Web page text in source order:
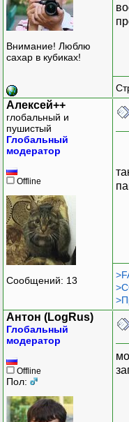
Внимание! Люблю
сахар в кубиках!
Алексей++
глобальный и
пушистый
Глобальный
модератор
Offline
Сообщений: 13
Антон (LogRus)
Глобальный
модератор
Offline
Пол: